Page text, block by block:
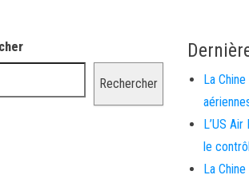
Rechercher
La
L’US
le
La